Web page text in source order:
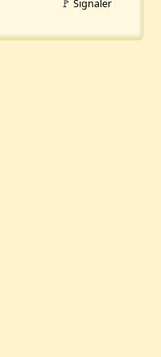
🚩 Signaler